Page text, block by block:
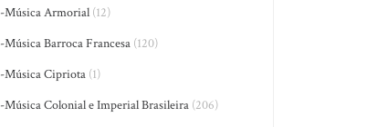
-Música Armorial (12)
-Música Barroca Francesa (120)
-Música Cipriota (1)
-Música Colonial e Imperial Brasileira (206)